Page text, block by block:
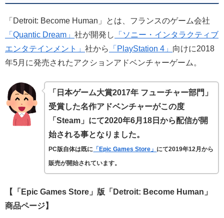
「Detroit: Become Human」とは、フランスのゲーム会社
「Quantic Dream」 社が開発し
「ソニー・インタラクティブ
エンタテインメント」 社から 「PlayStation 4」 向けに2018
年5月に発売されたアクションアドベンチャーゲーム。
「日本ゲーム大賞2017年 フューチャー部門」
受賞した名作アドベンチャーがこの度
「Steam」にて2020年6月18日から配信が開
始される事となりました。
PC版自体は既に 「Epic Games Store」 にて2019年12月から
販売が開始されています。
【「Epic Games Store」版「Detroit: Become Human」
商品ページ】